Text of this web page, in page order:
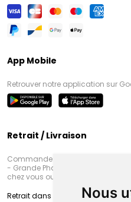
Nous
App Mobile
Retrouver notre application sur
Retrait / Livraison
Commandez en ligne et venez
- Grande Pharmacie d’Amiens
chez vous ou en point retrait
Retrait dans la pharmacie